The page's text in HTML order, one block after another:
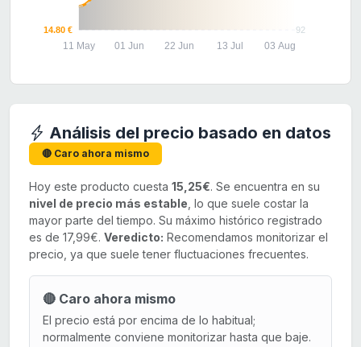
92
14.80 €
11 May 01 Jun 22 Jun 13 Jul 03 Aug
Análisis del precio basado en datos
🔴 Caro ahora mismo
Hoy este producto cuesta 15,25€. Se encuentra en su
nivel de precio más estable , lo que suele costar la
mayor parte del tiempo. Su máximo histórico registrado
es de 17,99€. Veredicto: Recomendamos monitorizar el
precio, ya que suele tener fluctuaciones frecuentes.
🔴 Caro ahora mismo
El precio está por encima de lo habitual;
normalmente conviene monitorizar hasta que baje.